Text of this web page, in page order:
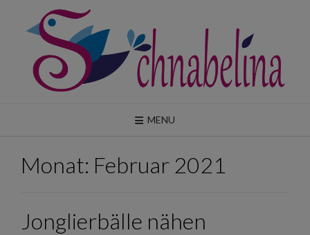
content
MENU
Monat: Februar 2021
Jonglierbälle nähen